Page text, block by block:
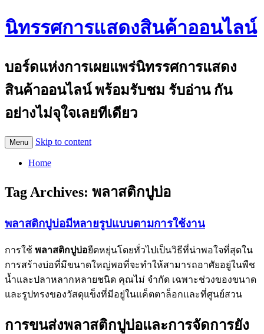
นิทรรศการแสดงสินค้าออนไลน์
บอร์ดแห่งการเผยแพร่นิทรรศการแสดง
สินค้าออนไลน์ พร้อมรับชม รับอ่าน กัน
อย่างไม่จุใจเลยทีเดียว
Menu Skip to content
Home
Tag Archives: พลาสติกปูบ่อ
พลาสติกปูบ่อมีหลายรูปแบบตามการใช้งาน
การใช้ พลาสติกปูบ่อยืดหยุ่นโดยทั่วไปเป็นวิธีที่น่าพอใจที่สุดใน
การสร้างบ่อที่มีขนาดใหญ่พอที่จะทำให้สามารถอาศัยอยู่ในพืช
น้ำและปลาหลากหลายชนิด คุณไม่ จำกัด เฉพาะช่วงของขนาด
และรูปทรงของวัสดุแข็งที่มีอยู่ในแค็ตตาล็อกและที่ศูนย์สวน
การขนส่งพลาสติกปูบ่อและการจัดการยัง